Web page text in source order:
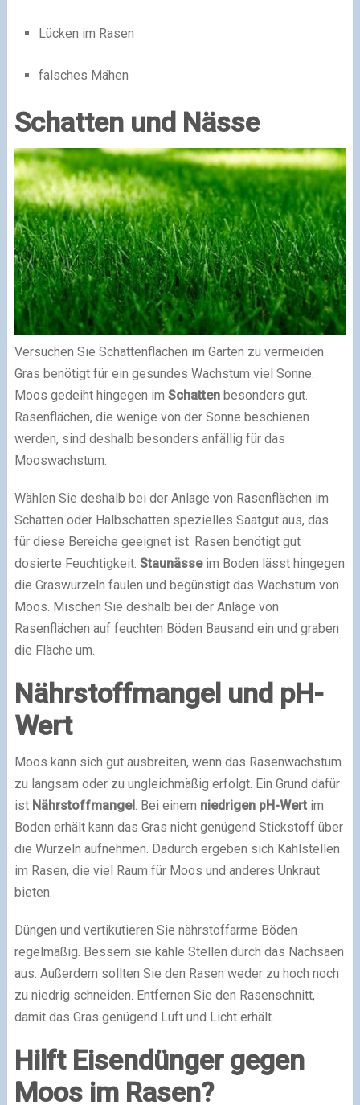
Lücken im Rasen
falsches Mähen
Schatten und Nässe
Versuchen Sie Schattenflächen im Garten zu vermeiden
Gras benötigt für ein gesundes Wachstum viel Sonne.
Moos gedeiht hingegen im Schattenbesonders gut.
Rasenflächen, die wenige von der Sonne beschienen
werden, sind deshalb besonders anfällig für das
Mooswachstum.
Wählen Sie deshalb bei der Anlage von Rasenflächen im
Schatten oder Halbschatten spezielles Saatgut aus, das
für diese Bereiche geeignet ist. Rasen benötigt gut
dosierte Feuchtigkeit. Staunässeim Boden lässt hingegen
die Graswurzeln faulen und begünstigt das Wachstum von
Moos. Mischen Sie deshalb bei der Anlage von
Rasenflächen auf feuchten Böden Bausand ein und graben
die Fläche um.
Nährstoffmangel und pH-
Wert
Moos kann sich gut ausbreiten, wenn das Rasenwachstum
zu langsam oder zu ungleichmäßig erfolgt. Ein Grund dafür
ist Nährstoffmangel. Bei einem niedrigen pH-Wertim
Boden erhält kann das Gras nicht genügend Stickstoff über
die Wurzeln aufnehmen. Dadurch ergeben sich Kahlstellen
im Rasen, die viel Raum für Moos und anderes Unkraut
bieten.
Düngen und vertikutieren Sie nährstoffarme Böden
regelmäßig. Bessern sie kahle Stellen durch das Nachsäen
aus. Außerdem sollten Sie den Rasen weder zu hoch noch
zu niedrig schneiden. Entfernen Sie den Rasenschnitt,
damit das Gras genügend Luft und Licht erhält.
Hilft Eisendünger gegen
Moos im Rasen?